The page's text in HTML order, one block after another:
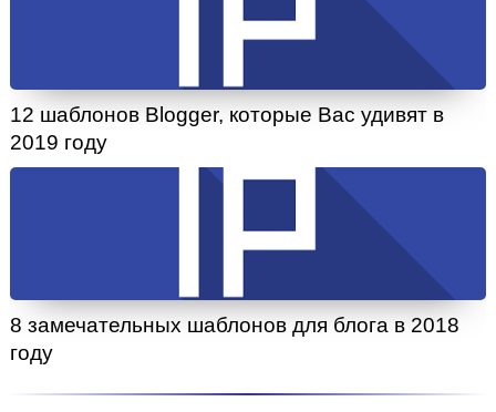
12 шаблонов Blogger, которые Вас удивят в
2019 году
8 замечательных шаблонов для блога в 2018
году